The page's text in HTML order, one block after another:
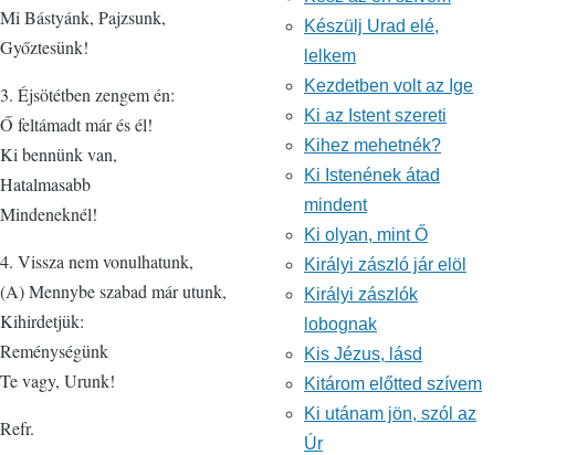
Mi Bástyánk, Pajzsunk,
Győztesünk!
3. Éjsötétben zengem én:
Ő feltámadt már és él!
Ki bennünk van,
Hatalmasabb
Mindeneknél!
4. Vissza nem vonulhatunk,
(A) Mennybe szabad már utunk,
Kihirdetjük:
Reménységünk
Te vagy, Urunk!
Refr.
Készülj Urad elé,
lelkem
Kezdetben volt az Ige
Ki az Istent szereti
Kihez mehetnék?
Ki Istenének átad
mindent
Ki olyan, mint Ő
Királyi zászló jár elöl
Királyi zászlók
lobognak
Kis Jézus, lásd
Kitárom előtted szívem
Ki utánam jön, szól az
Úr